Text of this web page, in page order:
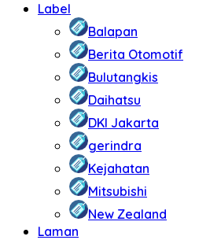
Label
Balapan
Berita Otomotif
Bulutangkis
Daihatsu
DKI Jakarta
gerindra
Kejahatan
Mitsubishi
New Zealand
Laman